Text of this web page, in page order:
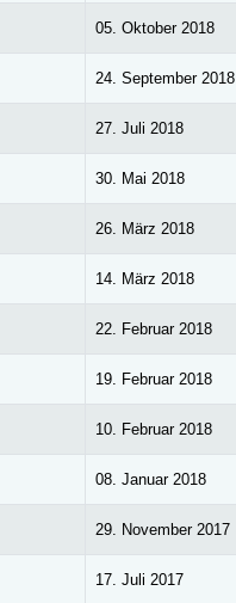
05. Oktober 2018
24. September 2018
27. Juli 2018
30. Mai 2018
26. März 2018
14. März 2018
22. Februar 2018
19. Februar 2018
10. Februar 2018
08. Januar 2018
29. November 2017
17. Juli 2017